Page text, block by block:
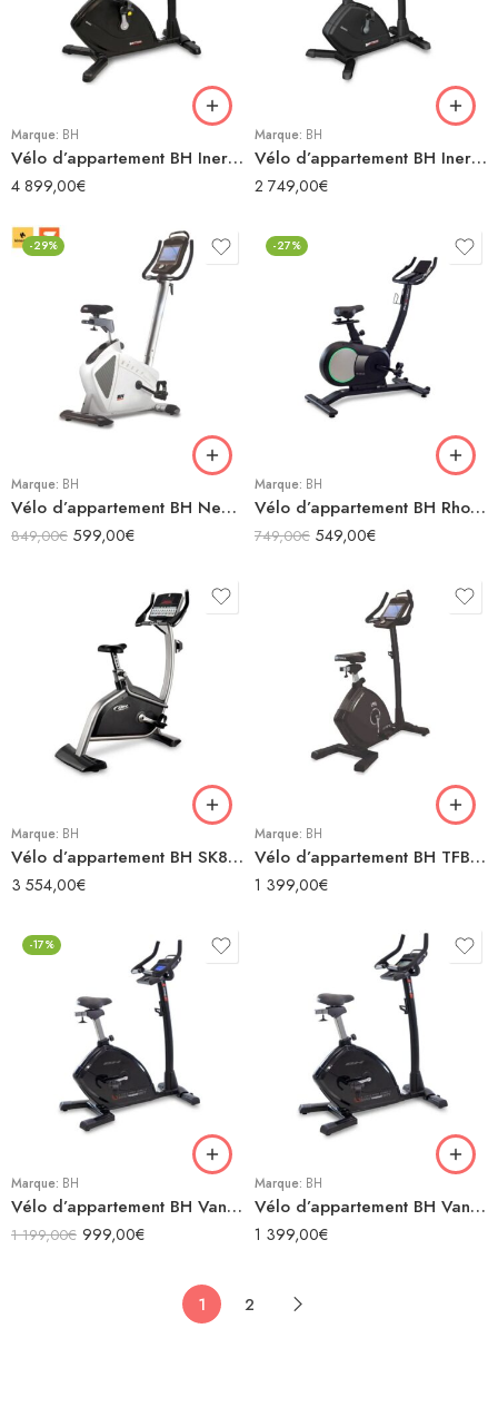
Marque: BH
Vélo d’appartement BH Inertia H720 12″
4 899,00€
Marque: BH
Vélo d’appartement BH Inertia H720 LED
2 749,00€
-29%
Marque: BH
Vélo d’appartement BH Nexor Multimedia H1065TFTM
849,00€ 599,00€
-27%
Marque: BH
Vélo d’appartement BH Rhone
749,00€ 549,00€
Marque: BH
Vélo d’appartement BH SK8000
3 554,00€
Marque: BH
Vélo d’appartement BH TFB Multimedia
1 399,00€
-17%
Marque: BH
Vélo d’appartement BH Vanquish
1 199,00€ 999,00€
Marque: BH
Vélo d’appartement BH Vanquish Multimedia
1 399,00€
1 2